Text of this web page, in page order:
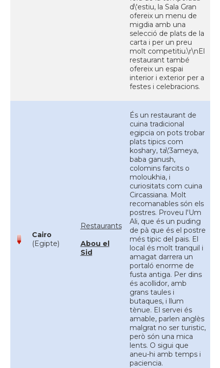
d\'estiu, la Sala Gran
ofereix un menu de
migdia amb una
selecció de plats de la
carta i per un preu
molt competitiu.\r\nEl
restaurant també
ofereix un espai
interior i exterior per a
festes i celebracions.
Cairo
(Egipte)
Restaurants
Abou el
Sid
És un restaurant de
cuina tradicional
egipcia on pots trobar
plats tipics com
koshary, ta\'3ameya,
baba ganush,
colomins farcits o
moloukhia, i
curiositats com cuina
Circassiana. Molt
recomanables són els
postres. Proveu l'Um
Ali, que és un puding
de pà que és el postre
més tipic del pais. El
local és molt tranquil i
amagat darrera un
portaló enorme de
fusta antiga. Per dins
és acollidor, amb
grans taules i
butaques, i llum
tènue. El servei és
amable, parlen anglès
malgrat no ser turistic,
però són una mica
lents. O sigui que
aneu-hi amb temps i
paciencia.